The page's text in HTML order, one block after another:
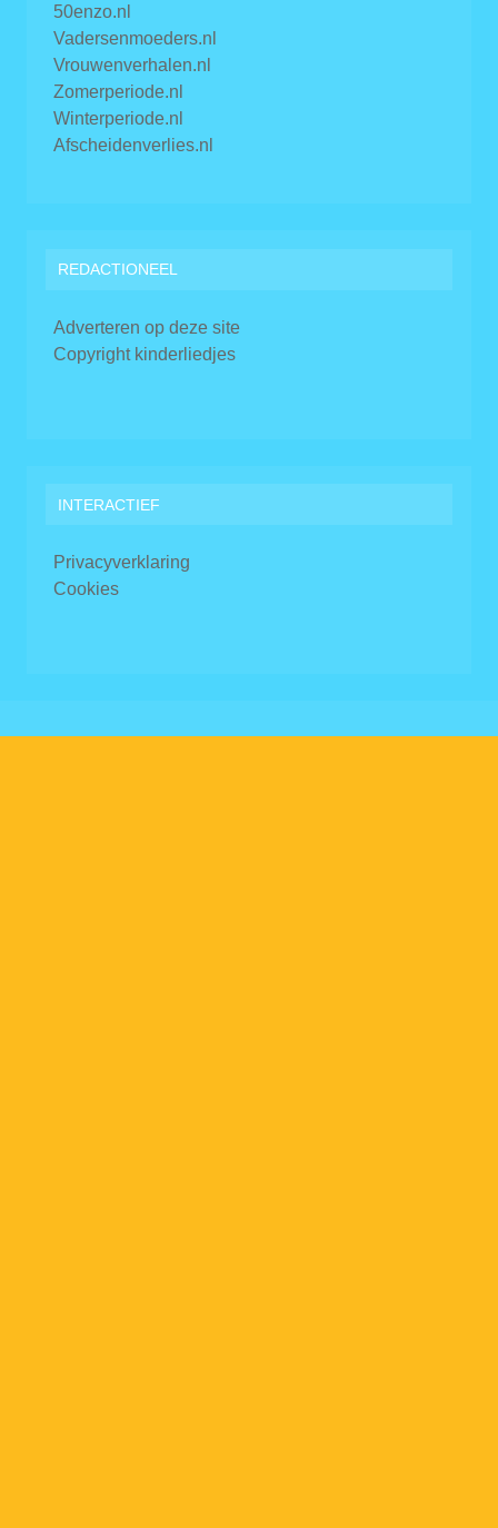
50enzo.nl
Vadersenmoeders.nl
Vrouwenverhalen.nl
Zomerperiode.nl
Winterperiode.nl
Afscheidenverlies.nl
REDACTIONEEL
Adverteren op deze site
Copyright kinderliedjes
INTERACTIEF
Privacyverklaring
Cookies